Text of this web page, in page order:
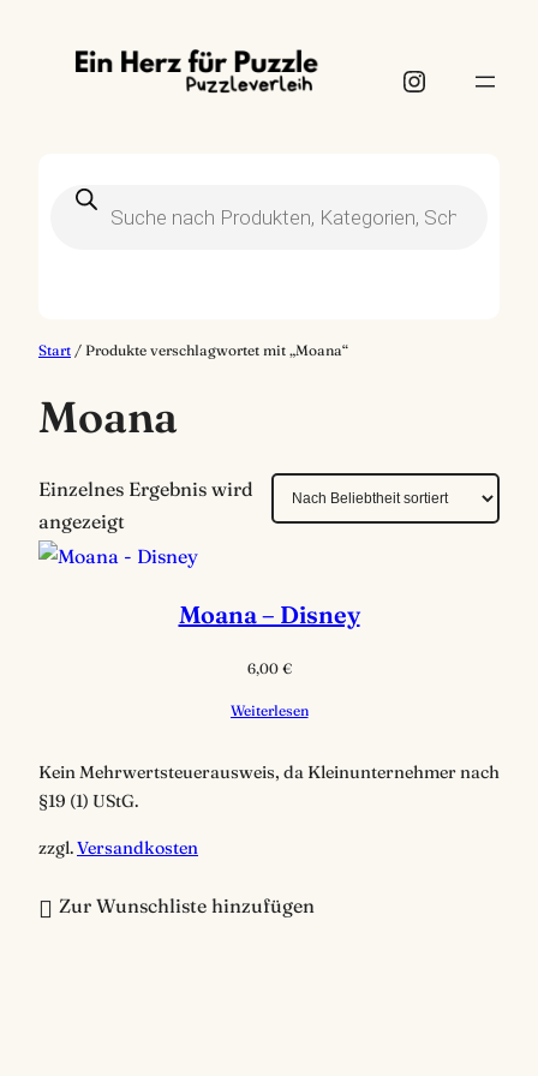
Instagram
Products
search
Start / Produkte verschlagwortet mit „Moana“
Moana
Einzelnes Ergebnis wird
angezeigt
Moana – Disney
6,00 €
Weiterlesen
Kein Mehrwertsteuerausweis, da Kleinunternehmer nach
§19 (1) UStG.
zzgl.Versandkosten
Zur Wunschliste hinzufügen